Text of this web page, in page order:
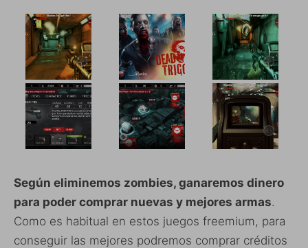
Según eliminemos zombies, ganaremos dinero
para poder comprar nuevas y mejores armas.
Como es habitual en estos juegos freemium, para
conseguir las mejores podremos comprar créditos